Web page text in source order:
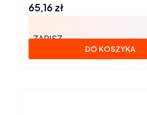
Cena
65,16 zł
ZAPISZ
DO KOSZYKA